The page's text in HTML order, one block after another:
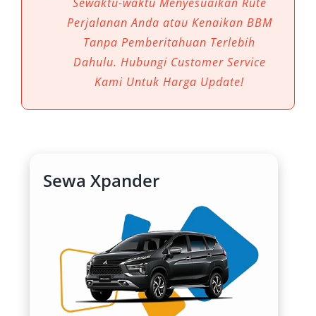
performa handal, dan fitur lengkap, Xpander
menjadi solusi ideal untuk berbagai kebutuhan
transportasi. Berikut ini enam keunggulan
utama mobil ini yang menjadikannya unggul
untuk digunakan di Bandung dan sekitarnya.
stylish dan gagah, menjadikannya menarik
untuk berbagai kalangan pengguna.
Tampilannya cocok digunakan untuk acara
formal maupun perjalanan santai. Gaya desain
yang aerodinamis juga mendukung efisiensi
bahan bakar serta kestabilan saat berkendara
di area kota seperti Dago, Setiabudi, maupun
Perjalanan Anda atau Kenaikan BBM
Tanpa Pemberitahuan Terlebih
Dahulu. Hubungi Customer Service
Kami Untuk Harga Update!
Sewa Xpander